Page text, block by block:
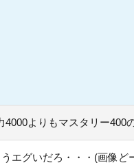
4000よりもマスタリー400
エグいだろ・・・(画像ど